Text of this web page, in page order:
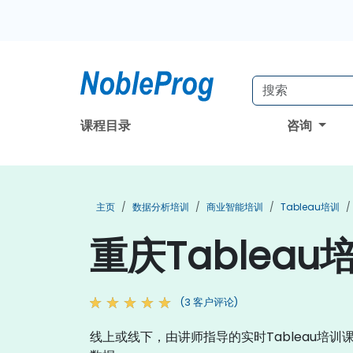
课程目录 咨询
主页 数据分析培训 商业智能培训 Tableau培训
重庆Tableau
(3 客户评论)
线上或线下，由讲师指导的实时Tableau培训